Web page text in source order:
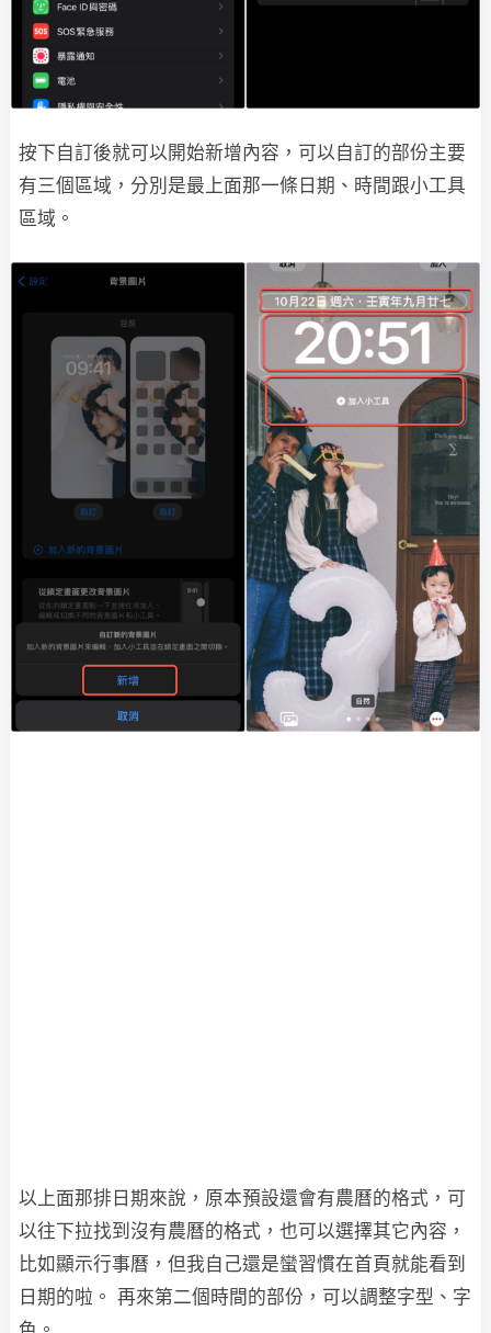
按下自訂後就可以開始新增內容，可以自訂的部份主要
有三個區域，分別是最上面那一條日期、時間跟小工具
區域。
以上面那排日期來說，原本預設還會有農曆的格式，可
以往下拉找到沒有農曆的格式，也可以選擇其它內容，
比如顯示行事曆，但我自己還是蠻習慣在首頁就能看到
日期的啦。 再來第二個時間的部份，可以調整字型、字